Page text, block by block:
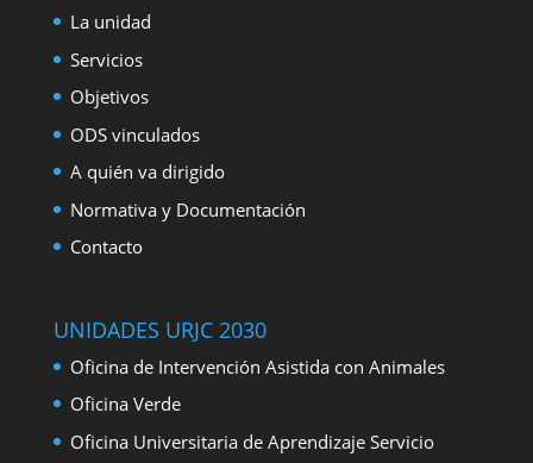
La unidad
Servicios
Objetivos
ODS vinculados
A quién va dirigido
Normativa y Documentación
Contacto
UNIDADES URJC 2030
Oficina de Intervención Asistida con Animales
Oficina Verde
Oficina Universitaria de Aprendizaje Servicio